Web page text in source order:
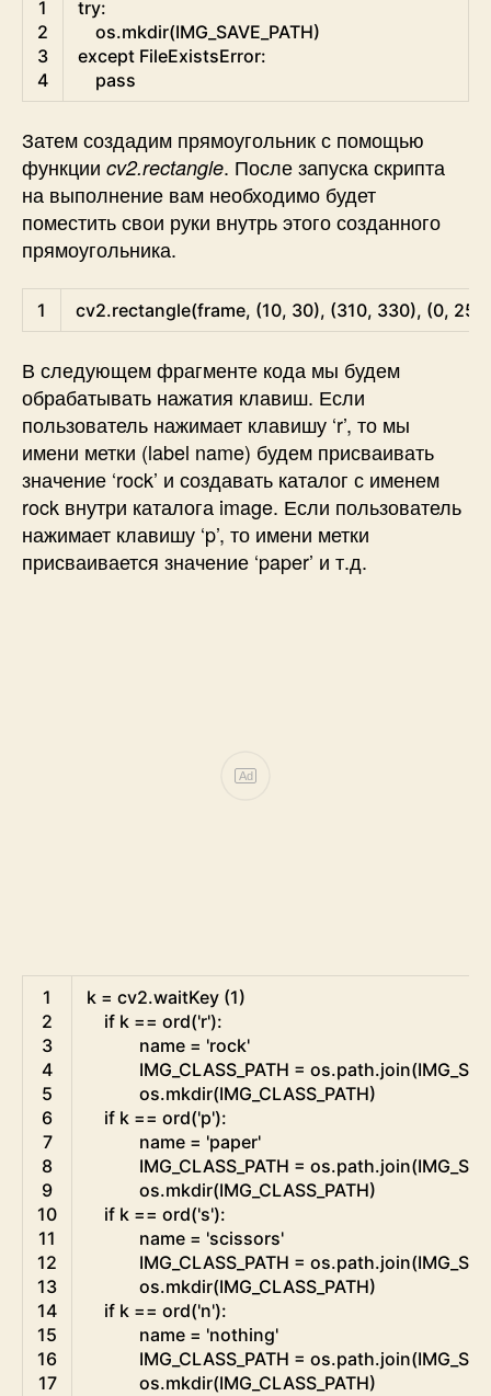
1
2
3
4
try:
os.mkdir(IMG_SAVE_PATH)
except FileExistsError:
pass
Затем создадим прямоугольник с помощью
функции cv2.rectangle. После запуска скрипта
на выполнение вам необходимо будет
поместить свои руки внутрь этого созданного
прямоугольника.
Python
1 cv2.rectangle(frame, (10, 30), (310, 330), (0, 255
В следующем фрагменте кода мы будем
обрабатывать нажатия клавиш. Если
пользователь нажимает клавишу ‘r’, то мы
имени метки (label name) будем присваивать
значение ‘rock’ и создавать каталог с именем
rock внутри каталога image. Если пользователь
нажимает клавишу ‘p’, то имени метки
присваивается значение ‘paper’ и т.д.
Ad
1
2
3
4
5
6
7
8
9
10
11
12
13
14
15
16
17
k = cv2.waitKey (1)
if k == ord('r'):
name = 'rock'
IMG_CLASS_PATH = os.path.join(
os.mkdir(IMG_CLASS_PATH)
if k == ord('p'):
name = 'paper'
IMG_CLASS_PATH = os.path.join(
os.mkdir(IMG_CLASS_PATH)
if k == ord('s'):
name = 'scissors'
IMG_CLASS_PATH = os.path.join(
os.mkdir(IMG_CLASS_PATH)
if k == ord('n'):
name = 'nothing'
IMG_CLASS_PATH = os.path.join(
os.mkdir(IMG_CLASS_PATH)